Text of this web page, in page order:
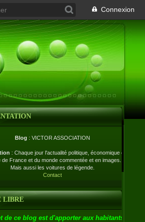
Connexion
Blog : VICTOR ASSOCIATION
: Chaque jour l'actualité politique, économique et
de France et du monde commentée et en images.
Mais aussi les voitures de légende.
Contact
LIBRE
de ce blog est d'apporter aux habitants